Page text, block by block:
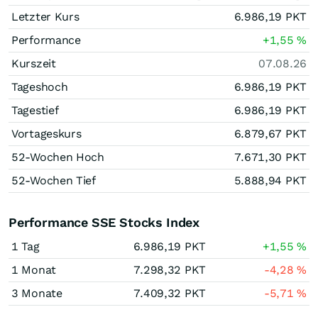
Letzter Kurs
6.986,19 PKT
Performance
+1,55%
Kurszeit
07.08.26
Tageshoch
6.986,19 PKT
Tagestief
6.986,19 PKT
Vortageskurs
6.879,67 PKT
52-Wochen Hoch
7.671,30 PKT
52-Wochen Tief
5.888,94 PKT
Performance SSE Stocks Index
1 Tag 6.986,19 PKT +1,55%
1 Monat
7.298,32 PKT -4,28%
3 Monate
7.409,32 PKT -5,71%